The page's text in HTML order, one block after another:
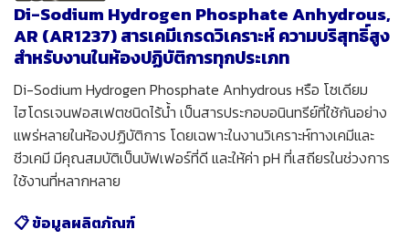
Di-Sodium Hydrogen Phosphate Anhydrous,
AR (AR1237) สารเคมีเกรดวิเคราะห์ ความบริสุทธิ์สูง
สำหรับงานในห้องปฏิบัติการทุกประเภท
Di-Sodium Hydrogen Phosphate Anhydrous หรือ โซเดียม
ไฮโดรเจนฟอสเฟตชนิดไร้น้ำ เป็นสารประกอบอนินทรีย์ที่ใช้กันอย่าง
แพร่หลายในห้องปฏิบัติการ โดยเฉพาะในงานวิเคราะห์ทางเคมีและ
ชีวเคมี มีคุณสมบัติเป็นบัฟเฟอร์ที่ดี และให้ค่า pH ที่เสถียรในช่วงการ
ใช้งานที่หลากหลาย
📋 ข้อมูลผลิตภัณฑ์